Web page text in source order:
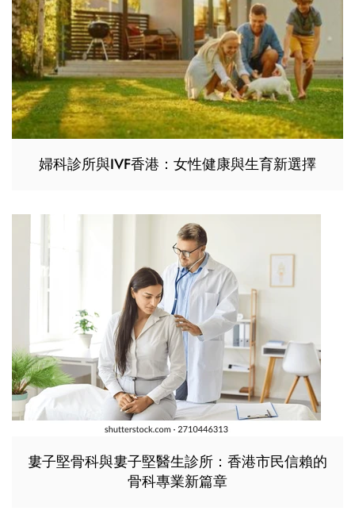
婦科診所與IVF香港：女性健康與生育新選擇
婁子堅骨科與婁子堅醫生診所：香港市民信賴的
骨科專業新篇章